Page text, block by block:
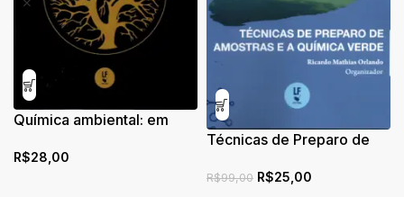
Química ambiental: em
R$28,00
Técnicas de Preparo de
Verde
R$99,00 R$25,00